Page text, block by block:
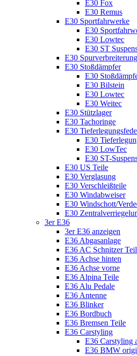
E30 Fox
E30 Remus
E30 Sportfahrwerke
E30
E30 Lowtec
E30 ST
E30
E30 Stoßdämpfer
E30
E30 Bilstein
E30 Lowtec
E30 Weitec
E30 Stützlager
E30 Tachoringe
E30
E30
E30 LowTec
E30 ST-
E30 US Teile
E30 Verglasung
E30 Verschleißteile
E30 Windabweiser
E30 Windschott/
E30
3er E36
3er E36 anzeigen
E36 Abgasanlage
E36 AC Schnitzer
E36 Achse hinten
E36 Achse vorne
E36 Alpina Teile
E36 Alu Pedale
E36 Antenne
E36 Blinker
E36 Bordbuch
E36 Bremsen Teile
E36 Carstyling
E36 Carstyling
E36 BMW